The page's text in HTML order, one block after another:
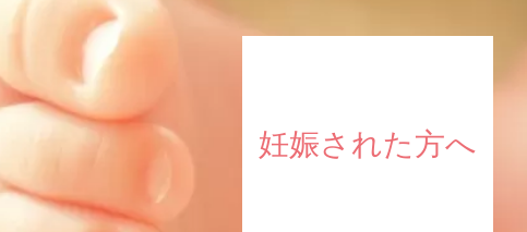
妊娠された方へ